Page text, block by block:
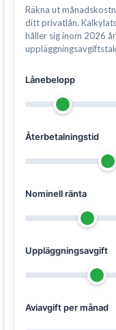
Räkna ut
ditt privatlån.
håller sig inom 2026
Lånebelopp
Återbetalningstid
Nominell ränta
Uppläggningsavgift
Aviavgift per månad